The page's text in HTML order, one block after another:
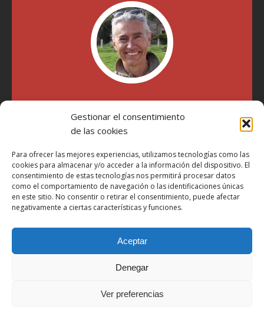
Gestionar el consentimiento
de las cookies
Para ofrecer las mejores experiencias, utilizamos tecnologías como las
cookies para almacenar y/o acceder a la información del dispositivo. El
consentimiento de estas tecnologías nos permitirá procesar datos
como el comportamiento de navegación o las identificaciones únicas
en este sitio. No consentir o retirar el consentimiento, puede afectar
negativamente a ciertas características y funciones.
Aceptar
Denegar
Ver preferencias
"Soy Manel Hospido, nací en Valencia en 1969 y desde el
año 2007 he escrito sobre motos en distintos medios.
Millatrece.com es una apuesta por escribir sobre lo que me
participa"
Aviso Legal
Política de Privacidad
Más Información sobre Cookies